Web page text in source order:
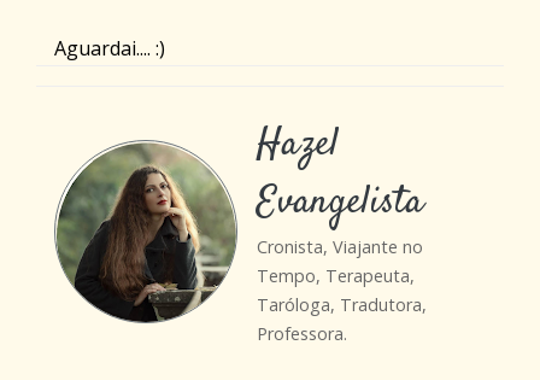
Aguardai.... :)
Hazel
Evangelista
Cronista, Viajante no
Tempo, Terapeuta,
Taróloga, Tradutora,
Professora.